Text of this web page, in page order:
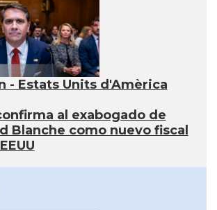
- Estats Units d'Amèrica
al exabogado de
Blanche como nuevo fiscal